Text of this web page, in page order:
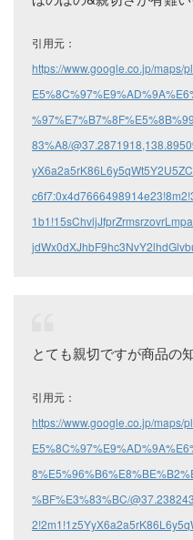
引用元：
https://www.google.co.jp/maps/
83%A8/
とても親切ですが商品の
引用元：
https://www.google.co.jp/maps/
%BF%E3%83%BC/